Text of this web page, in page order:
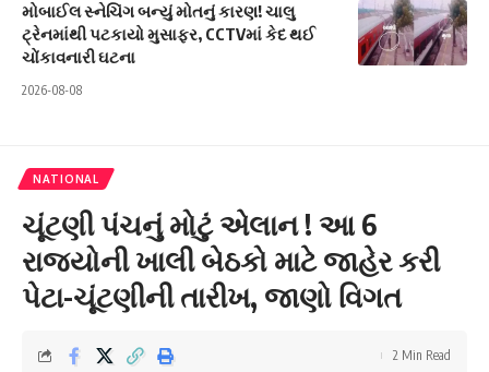
મોબાઈલ સ્નેચિંગ બન્યું મોતનું કારણ! ચાલુ
ટ્રેનમાંથી પટકાયો મુસાફર, CCTVમાં કેદ થઈ
ચોંકાવનારી ઘટના
2026-08-08
NATIONAL
ચૂંટણી પંચનું મોટું એલાન ! આ 6
રાજ્યોની ખાલી બેઠકો માટે જાહેર કરી
પેટા-ચૂંટણીની તારીખ, જાણો વિગત
2 Min Read